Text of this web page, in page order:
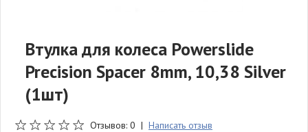
Втулка для колеса Powerslide
Precision Spacer 8mm, 10,38 Silver
(1шт)
Отзывов: 0 | Написать отзыв